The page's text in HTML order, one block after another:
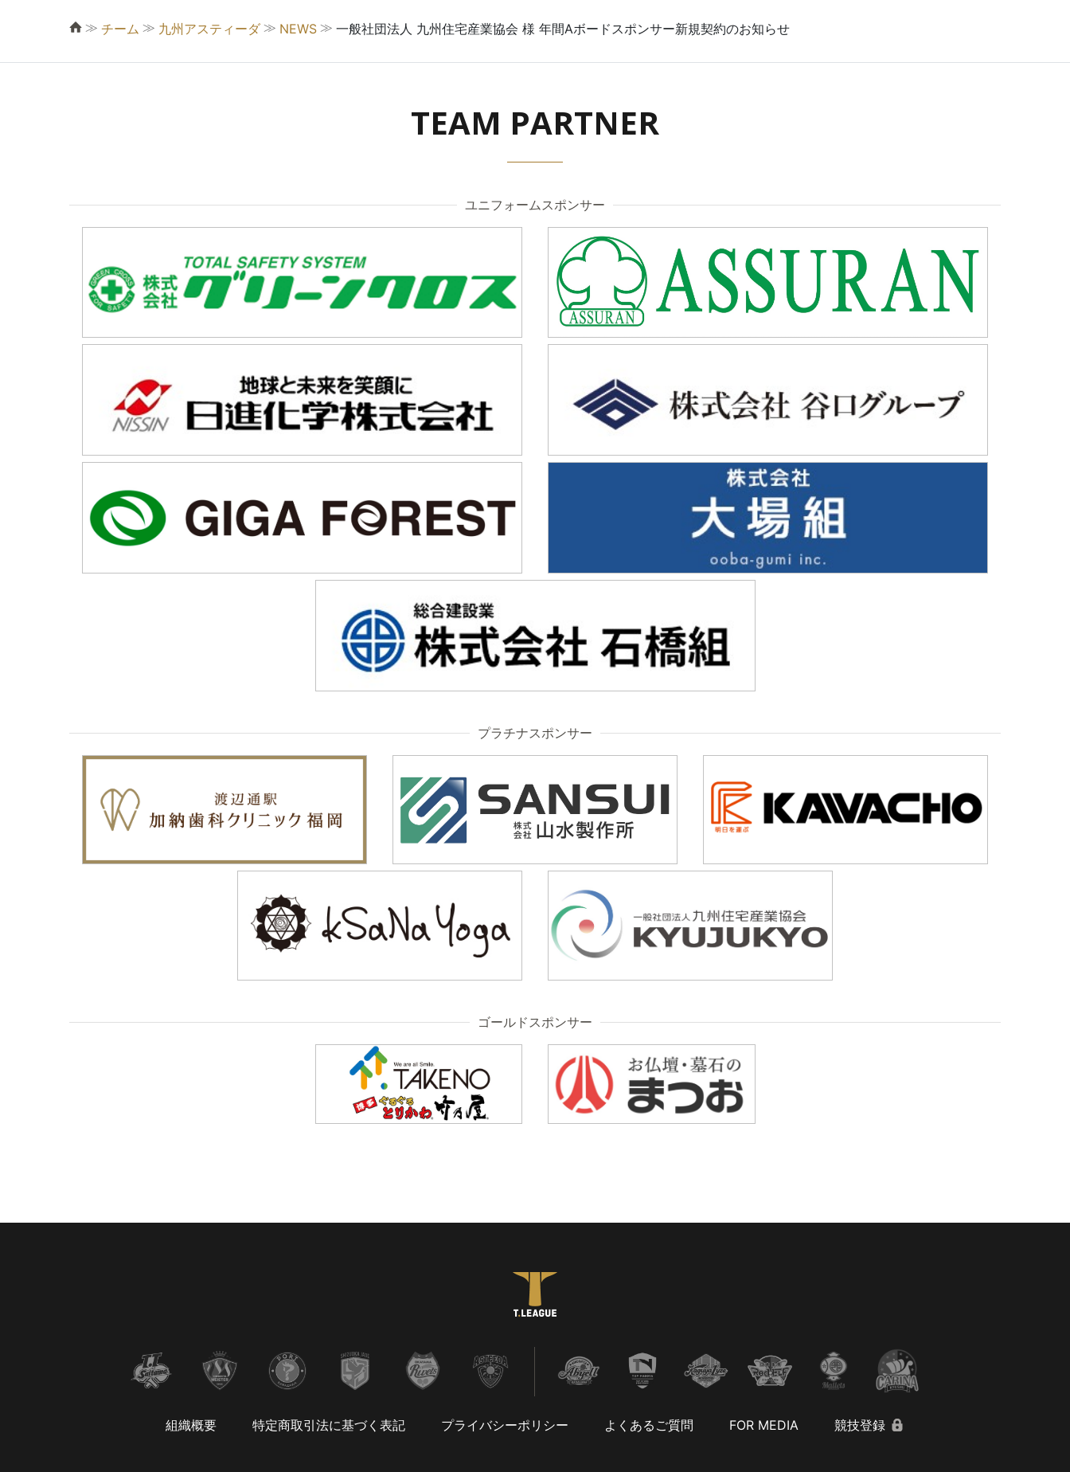
≫ チーム ≫ 九州アスティーダ ≫ NEWS ≫ 一般社団法人 九州住宅産業協会 様 年間Aボードスポンサー新規契約のお知らせ
TEAM PARTNER
ユニフォームスポンサー
プラチナスポンサー
ゴールドスポンサー
組織概要 特定商取引法に基づく表記 プライバシーポリシー よくあるご質問 FOR MEDIA 競技登録